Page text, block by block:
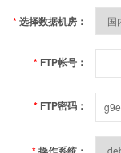
*选择数据机房：
* FTP帐号：
* FTP密码：